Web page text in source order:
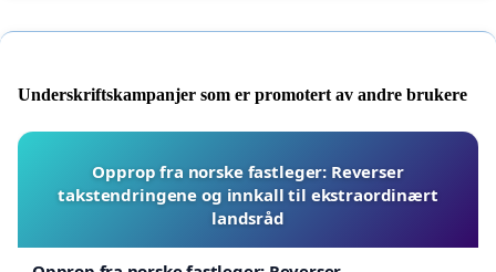
Underskriftskampanjer som er promotert av andre brukere
Opprop fra norske fastleger: Reverser
takstendringene og innkall til ekstraordinært
landsråd